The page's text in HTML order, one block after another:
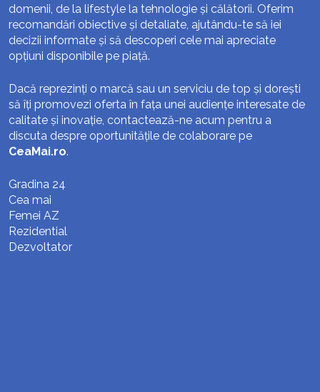
domenii, de la lifestyle la tehnologie și călătorii. Oferim
recomandări obiective și detaliate, ajutându-te să iei
decizii informate și să descoperi cele mai apreciate
opțiuni disponibile pe piață.
Dacă reprezinți o marcă sau un serviciu de top și dorești
să îți promovezi oferta în fața unei audiențe interesate de
calitate și inovație, contactează-ne acum pentru a
discuta despre oportunitățile de colaborare pe
CeaMai.ro.
Gradina 24
Cea mai
Femei AZ
Rezidential
Dezvoltator